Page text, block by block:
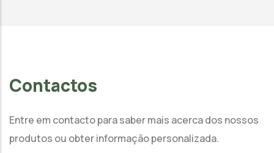
Contactos
Entre em contacto para saber mais acerca dos nossos
produtos ou obter informação personalizada.